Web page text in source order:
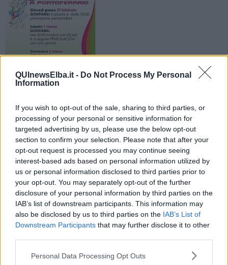
QUInewsElba.it - Do Not Process My Personal
Information
If you wish to opt-out of the sale, sharing to third parties, or
processing of your personal or sensitive information for
targeted advertising by us, please use the below opt-out
section to confirm your selection. Please note that after your
opt-out request is processed you may continue seeing
interest-based ads based on personal information utilized by
us or personal information disclosed to third parties prior to
your opt-out. You may separately opt-out of the further
disclosure of your personal information by third parties on the
IAB’s list of downstream participants. This information may
also be disclosed by us to third parties on the IAB’s List of
Downstream Participants that may further disclose it to other
Personal Data Processing Opt Outs
PORTOFERRAIO —Giovedì grasso a Portoferraio. Il 27 febbraio
festa in piazza nel capoluogo elbano organizzata dall'associazione
Pro Loco Portoferraiese.
Animazione per bambini e molto altro per il Carnevale nella città
elbana. E si va avanti con tante manifestazioni fino al 4 marzo.